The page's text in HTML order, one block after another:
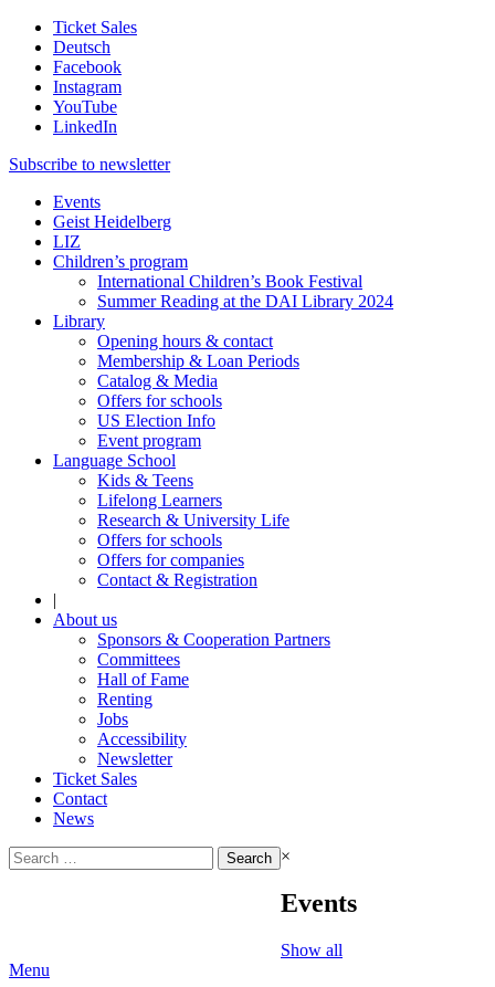
Ticket Sales
Deutsch
Facebook
Instagram
YouTube
LinkedIn
Subscribe to newsletter
Events
Geist Heidelberg
LIZ
Children’s program
International Children’s Book Festival
Summer Reading at the DAI Library 2024
Library
Opening hours & contact
Membership & Loan Periods
Catalog & Media
Offers for schools
US Election Info
Event program
Language School
Kids & Teens
Lifelong Learners
Research & University Life
Offers for schools
Offers for companies
Contact & Registration
|
About us
Sponsors & Cooperation Partners
Committees
Hall of Fame
Renting
Jobs
Accessibility
Newsletter
Ticket Sales
Contact
News
Search
for:
×
Events
Show all
Menu